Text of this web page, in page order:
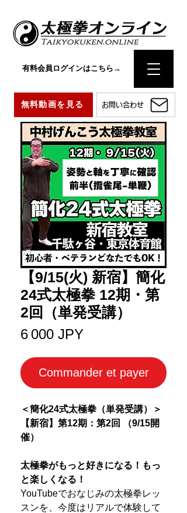
お問い合わせ
無料動画を見る
有料会員ログインはこちら→
【9/15(火) 新宿】簡化
24式太極拳 12期・第
2回（単発受講）
6 000 JPYPrix
Commander et payer
＜簡化24式太極拳（単発受講）＞
【新宿】第12期：第2回 （9/15開
催）
太極拳がもっと好きになる！もっ
と楽しくなる！
YouTubeでおなじみの太極拳レッ
スンを、今度はリアルで体験して